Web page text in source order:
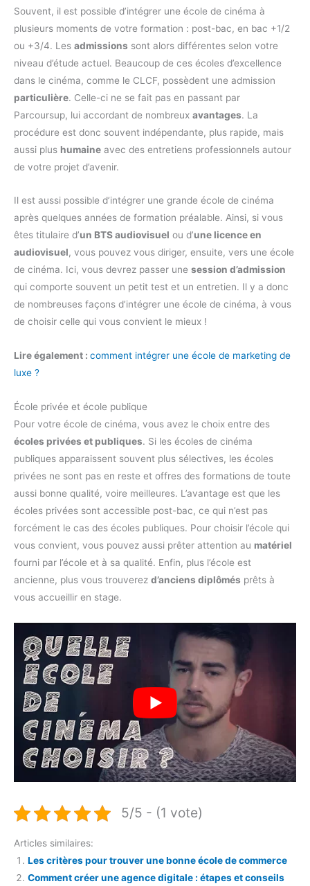
Souvent, il est possible d’intégrer une école de cinéma à
plusieurs moments de votre formation : post-bac, en bac +1/2
ou +3/4. Les admissions sont alors différentes selon votre
niveau d’étude actuel. Beaucoup de ces écoles d’excellence
dans le cinéma, comme le CLCF, possèdent une admission
particulière. Celle-ci ne se fait pas en passant par
Parcoursup, lui accordant de nombreux avantages. La
procédure est donc souvent indépendante, plus rapide, mais
aussi plus humaine avec des entretiens professionnels autour
de votre projet d’avenir.
Il est aussi possible d’intégrer une grande école de cinéma
après quelques années de formation préalable. Ainsi, si vous
êtes titulaire d’un BTS audiovisuel ou d’une licence en
audiovisuel, vous pouvez vous diriger, ensuite, vers une école
de cinéma. Ici, vous devrez passer une session d’admission
qui comporte souvent un petit test et un entretien. Il y a donc
de nombreuses façons d’intégrer une école de cinéma, à vous
de choisir celle qui vous convient le mieux !
Lire également : comment intégrer une école de marketing de
luxe ?
École privée et école publique
Pour votre école de cinéma, vous avez le choix entre des
écoles privées et publiques. Si les écoles de cinéma
publiques apparaissent souvent plus sélectives, les écoles
privées ne sont pas en reste et offres des formations de toute
aussi bonne qualité, voire meilleures. L’avantage est que les
écoles privées sont accessible post-bac, ce qui n’est pas
forcément le cas des écoles publiques. Pour choisir l’école qui
vous convient, vous pouvez aussi prêter attention au matériel
fourni par l’école et à sa qualité. Enfin, plus l’école est
ancienne, plus vous trouverez d’anciens diplômés prêts à
vous accueillir en stage.
5/5 - (1 vote)
Articles similaires:
Les critères pour trouver une bonne école de commerce
Comment créer une agence digitale : étapes et conseils